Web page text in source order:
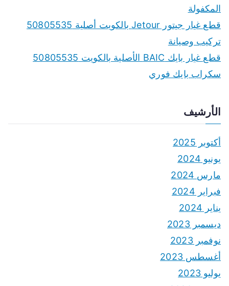
المكفولة
قطع غيار جيتور Jetour بالكويت أصلية 50805535
تركيب وصيانة
قطع غيار بايك BAIC الأصلية بالكويت 50805535
سكراب بايك فوري
الأرشيف
أكتوبر 2025
يونيو 2024
مارس 2024
فبراير 2024
يناير 2024
ديسمبر 2023
نوفمبر 2023
أغسطس 2023
يوليو 2023